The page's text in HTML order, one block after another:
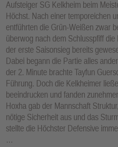
Aufsteiger SG Kelkheim beim
Höchst. Nach einer temporeichen
entführten die Grün-Weißen zwar
überwog nach dem Schlusspfiff
der erste Saisonsieg bereits
Dabei begann die Partie alles
der 2. Minute brachte Tayfun
Führung. Doch die Kelkheimer
beeindrucken und fanden
Hoxha gab der Mannschaft
nötige Sicherheit aus und das
stellte die Höchster Defensive
…